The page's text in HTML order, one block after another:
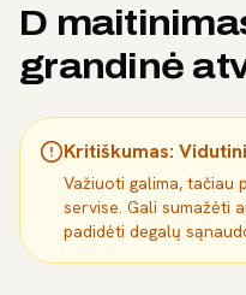
D
grandinė
Kritiškumas:
Važiuoti galima, tačiau
servise. Gali sumažėti
padidėti degalų